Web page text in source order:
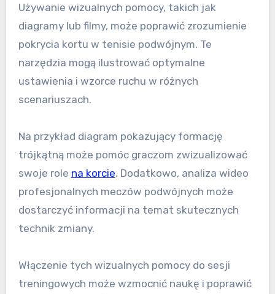
Używanie wizualnych pomocy, takich jak
diagramy lub filmy, może poprawić zrozumienie
pokrycia kortu w tenisie podwójnym. Te
narzędzia mogą ilustrować optymalne
ustawienia i wzorce ruchu w różnych
scenariuszach.
Na przykład diagram pokazujący formację
trójkątną może pomóc graczom zwizualizować
swoje role na korcie. Dodatkowo, analiza wideo
profesjonalnych meczów podwójnych może
dostarczyć informacji na temat skutecznych
technik zmiany.
Włączenie tych wizualnych pomocy do sesji
treningowych może wzmocnić naukę i poprawić